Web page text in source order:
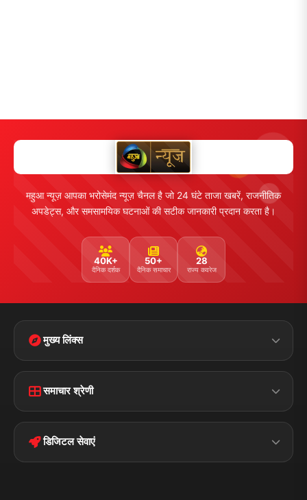
महुआ न्यूज़ आपका भरोसेमंद न्यूज़ चैनल है जो 24 घंटे ताजा खबरें, राजनीतिक
अपडेट्स, और समसामयिक घटनाओं की सटीक जानकारी प्रदान करता है।
40K+
दैनिक दर्शक
50+
दैनिक समाचार
28
राज्य कवरेज
मुख्य लिंक्स
Disclaimer
Terms &
Privacy Policy
समाचार श्रेणी
पॉलिटिकल झारखण्ड
डिजिटल सेवाएं